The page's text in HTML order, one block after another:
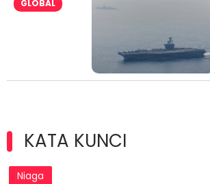
GLOBAL
KATA KUNCI
Niaga